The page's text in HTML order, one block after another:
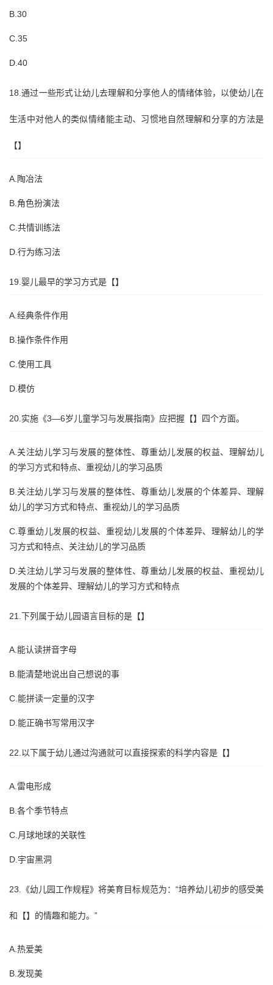
B.30
C.35
D.40
18.通过一些形式让幼儿去理解和分享他人的情绪体验，以使幼儿在
生活中对他人的类似情绪能主动、习惯地自然理解和分享的方法是
【】
A.陶冶法
B.角色扮演法
C.共情训练法
D.行为练习法
19.婴儿最早的学习方式是【】
A.经典条件作用
B.操作条件作用
C.使用工具
D.模仿
20.实施《3—6岁儿童学习与发展指南》应把握【】四个方面。
A.关注幼儿学习与发展的整体性、尊重幼儿发展的权益、理解幼儿
的学习方式和特点、重视幼儿的学习品质
B.关注幼儿学习与发展的整体性、尊重幼儿发展的个体差异、理解
幼儿的学习方式和特点、重视幼儿的学习品质
C.尊重幼儿发展的权益、重视幼儿发展的个体差异、理解幼儿的学
习方式和特点、关注幼儿的学习品质
D.关注幼儿学习与发展的整体性、尊重幼儿发展的权益、重视幼儿
发展的个体差异、理解幼儿的学习方式和特点
21.下列属于幼儿园语言目标的是【】
A.能认读拼音字母
B.能清楚地说出自己想说的事
C.能拼读一定量的汉字
D.能正确书写常用汉字
22.以下属于幼儿通过沟通就可以直接探索的科学内容是【】
A.雷电形成
B.各个季节特点
C.月球地球的关联性
D.宇宙黑洞
23.《幼儿园工作规程》将美育目标规范为：“培养幼儿初步的感受美
和【】的情趣和能力。”
A.热爱美
B.发现美